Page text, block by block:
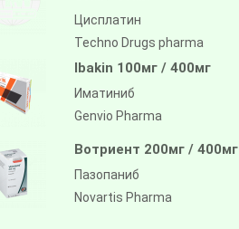
Цисплатин
Techno Drugs pharma
Ibakin 100мг / 400мг
Иматиниб
Genvio Pharma
Вотриент 200мг / 400мг
Пазопаниб
Novartis Pharma